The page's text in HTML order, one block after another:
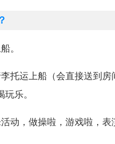
。
托运上船（会直接送到
乐。
动，做操啦，游戏啦，表